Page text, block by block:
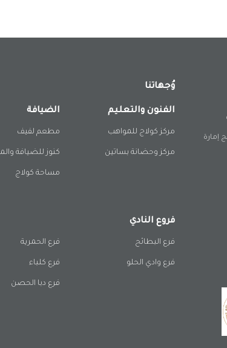
إمارة
وُجهاتنا
الضيافة
مطعم لفيف
كنوز للضيافة
مساحة كولاج
الفنون والتعليم
مركز كولاج للمواهب
مركز وحضانة بساتين
فروع النادي
فرع الحمرية
فرع كلباء
فرع دبا الحصن
فرع البطائح
فرع وادي الحلو